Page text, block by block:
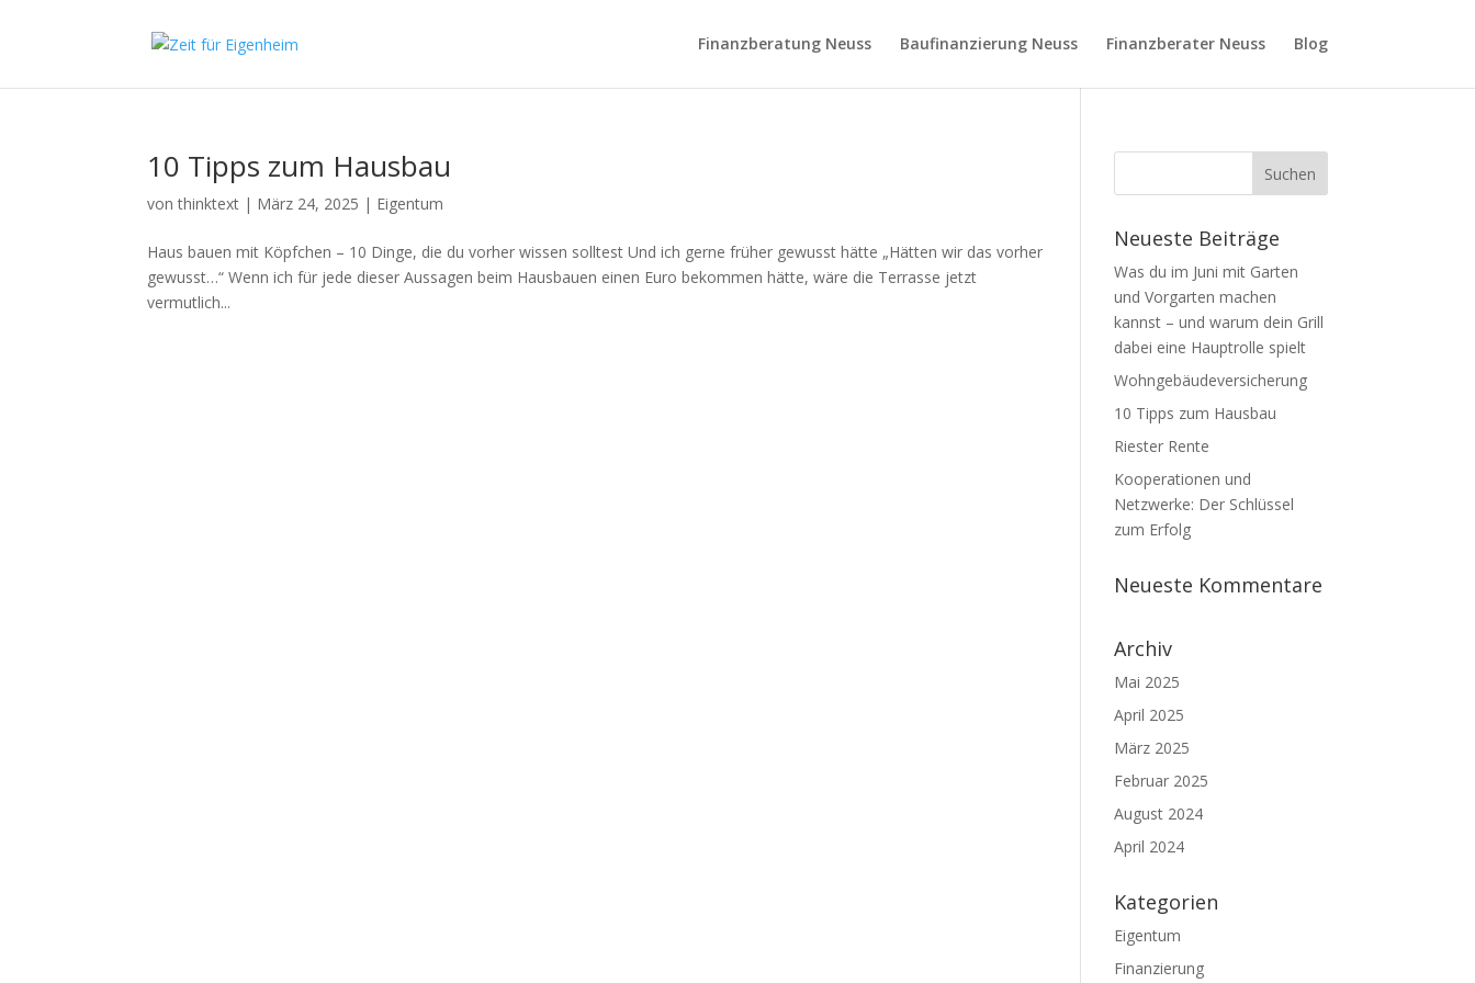
Finanzberatung Neuss Baufinanzierung Neuss Finanzberater Neuss Blog
10 Tipps zum Hausbau
vonthinktext | März 24, 2025 | Eigentum
Haus bauen mit Köpfchen – 10 Dinge, die du vorher wissen solltest Und ich gerne früher gewusst hätte „Hätten wir das vorher
gewusst…“ Wenn ich für jede dieser Aussagen beim Hausbauen einen Euro bekommen hätte, wäre die Terrasse jetzt
vermutlich...
Neueste Beiträge
Was du im Juni mit Garten
und Vorgarten machen
kannst – und warum dein Grill
dabei eine Hauptrolle spielt
Wohngebäudeversicherung
10 Tipps zum Hausbau
Riester Rente
Kooperationen und
Netzwerke: Der Schlüssel
zum Erfolg
Neueste Kommentare
Archiv
Mai 2025
April 2025
März 2025
Februar 2025
August 2024
April 2024
Kategorien
Eigentum
Finanzierung